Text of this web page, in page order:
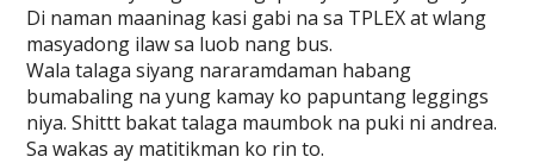
Di naman maaninag kasi gabi na sa TPLEX at wlang
masyadong ilaw sa luob nang bus.
Wala talaga siyang nararamdaman habang
bumabaling na yung kamay ko papuntang leggings
niya. Shittt bakat talaga maumbok na puki ni andrea.
Sa wakas ay matitikman ko rin to.